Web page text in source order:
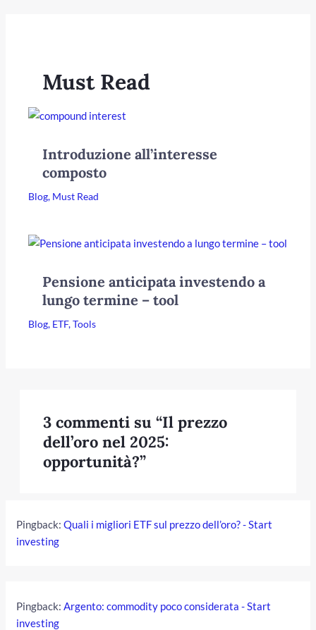
Must Read
Introduzione all’interesse
composto
Blog, Must Read
Pensione anticipata investendo a
lungo termine – tool
Blog, ETF,Tools
3 commenti su “Il prezzo
dell’oro nel 2025:
opportunità?”
Pingback:Quali i migliori ETF sul prezzo dell’oro? - Start
investing
Pingback:Argento: commodity poco considerata - Start
investing